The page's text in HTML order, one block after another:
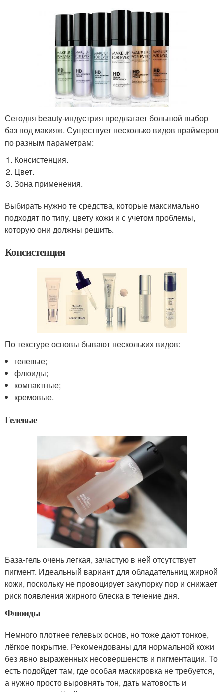
Сегодня beauty-индустрия предлагает большой выбор
баз под макияж. Существует несколько видов праймеров
по разным параметрам:
Консистенция.
Цвет.
Зона применения.
Выбирать нужно те средства, которые максимально
подходят по типу, цвету кожи и с учетом проблемы,
которую они должны решить.
Консистенция
По текстуре основы бывают нескольких видов:
гелевые;
флюиды;
компактные;
кремовые.
Гелевые
База-гель очень легкая, зачастую в ней отсутствует
пигмент. Идеальный вариант для обладательниц жирной
кожи, поскольку не провоцирует закупорку пор и снижает
риск появления жирного блеска в течение дня.
Флюиды
Немного плотнее гелевых основ, но тоже дают тонкое,
лёгкое покрытие. Рекомендованы для нормальной кожи
без явно выраженных несовершенств и пигментации. То
есть подойдет там, где особая маскировка не требуется,
а нужно просто выровнять тон, дать матовость и